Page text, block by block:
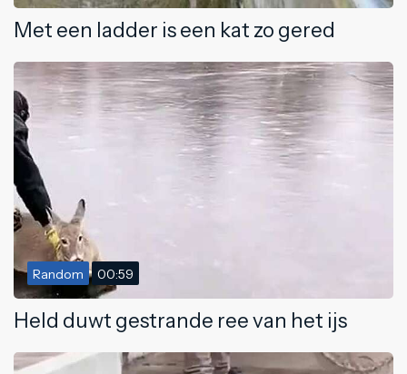
Met een ladder is een kat zo gered
Random 00:59
Held duwt gestrande ree van het ijs